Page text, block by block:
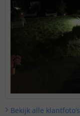
Bekijk alle klantfoto’s